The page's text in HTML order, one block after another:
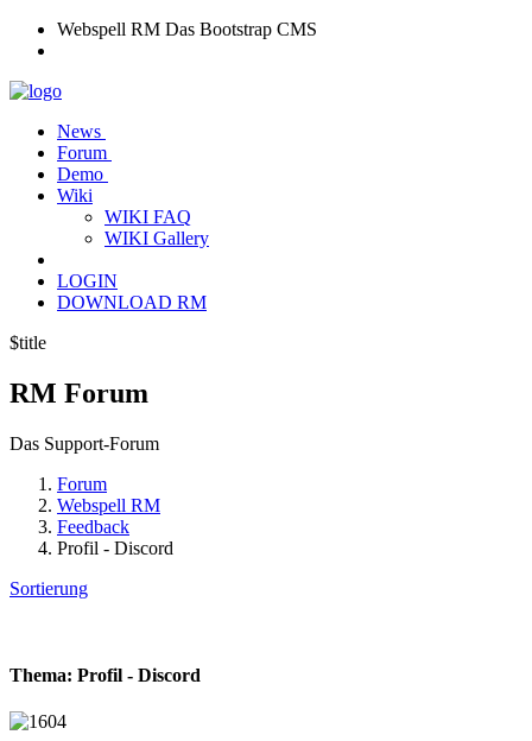
Webspell RM Das Bootstrap CMS
News
Forum
Demo
Wiki
WIKI FAQ
WIKI Gallery
LOGIN
DOWNLOAD RM
$title
RM Forum
Das Support-Forum
Forum
Webspell RM
Feedback
Profil - Discord
Sortierung
Thema: Profil - Discord